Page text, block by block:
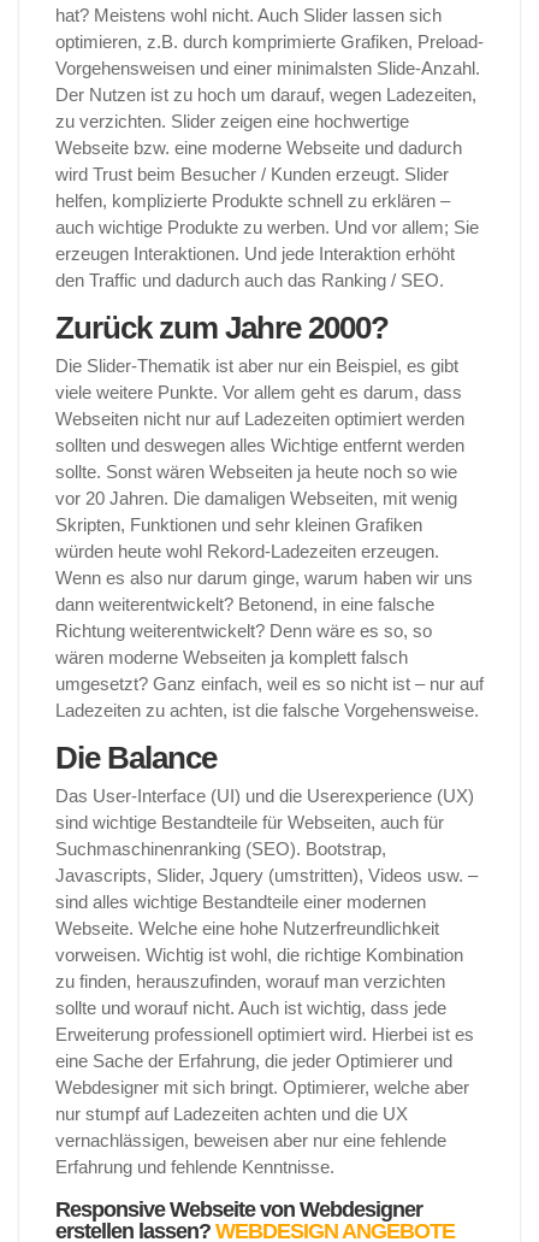
hat? Meistens wohl nicht. Auch Slider lassen sich
optimieren, z.B. durch komprimierte Grafiken, Preload-
Vorgehensweisen und einer minimalsten Slide-Anzahl.
Der Nutzen ist zu hoch um darauf, wegen Ladezeiten,
zu verzichten. Slider zeigen eine hochwertige
Webseite bzw. eine moderne Webseite und dadurch
wird Trust beim Besucher / Kunden erzeugt. Slider
helfen, komplizierte Produkte schnell zu erklären –
auch wichtige Produkte zu werben. Und vor allem; Sie
erzeugen Interaktionen. Und jede Interaktion erhöht
den Traffic und dadurch auch das Ranking / SEO.
Zurück zum Jahre 2000?
Die Slider-Thematik ist aber nur ein Beispiel, es gibt
viele weitere Punkte. Vor allem geht es darum, dass
Webseiten nicht nur auf Ladezeiten optimiert werden
sollten und deswegen alles Wichtige entfernt werden
sollte. Sonst wären Webseiten ja heute noch so wie
vor 20 Jahren. Die damaligen Webseiten, mit wenig
Skripten, Funktionen und sehr kleinen Grafiken
würden heute wohl Rekord-Ladezeiten erzeugen.
Wenn es also nur darum ginge, warum haben wir uns
dann weiterentwickelt? Betonend, in eine falsche
Richtung weiterentwickelt? Denn wäre es so, so
wären moderne Webseiten ja komplett falsch
umgesetzt? Ganz einfach, weil es so nicht ist – nur auf
Ladezeiten zu achten, ist die falsche Vorgehensweise.
Die Balance
Das User-Interface (UI) und die Userexperience (UX)
sind wichtige Bestandteile für Webseiten, auch für
Suchmaschinenranking (SEO). Bootstrap,
Javascripts, Slider, Jquery (umstritten), Videos usw. –
sind alles wichtige Bestandteile einer modernen
Webseite. Welche eine hohe Nutzerfreundlichkeit
vorweisen. Wichtig ist wohl, die richtige Kombination
zu finden, herauszufinden, worauf man verzichten
sollte und worauf nicht. Auch ist wichtig, dass jede
Erweiterung professionell optimiert wird. Hierbei ist es
eine Sache der Erfahrung, die jeder Optimierer und
Webdesigner mit sich bringt. Optimierer, welche aber
nur stumpf auf Ladezeiten achten und die UX
vernachlässigen, beweisen aber nur eine fehlende
Erfahrung und fehlende Kenntnisse.
Responsive Webseite von Webdesigner
erstellen lassen? WEBDESIGN ANGEBOTE